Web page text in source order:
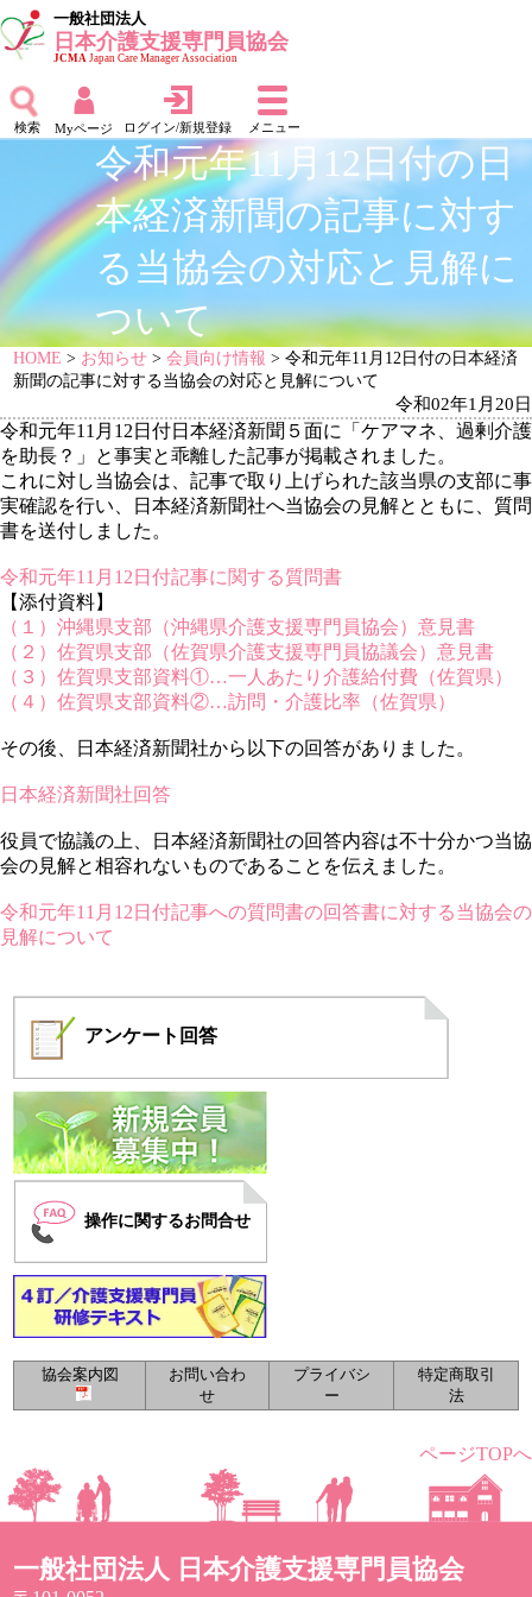
一般社団法人
日本介護支援専門員協会
JCMAJapan Care Manager Association
検索 Myページ ログイン/新規登録 メニュー
令和元年11月12日付の日
本経済新聞の記事に対す
る当協会の対応と見解に
ついて
HOME > お知らせ >会員向け情報 > 令和元年11月12日付の日本経済
新聞の記事に対する当協会の対応と見解について
令和02年1月20日
令和元年11月12日付日本経済新聞５面に「ケアマネ、過剰介護
を助長？」と事実と乖離した記事が掲載されました。
これに対し当協会は、記事で取り上げられた該当県の支部に事
実確認を行い、日本経済新聞社へ当協会の見解とともに、質問
書を送付しました。
令和元年11月12日付記事に関する質問書
【添付資料】
（１）沖縄県支部（沖縄県介護支援専門員協会）意見書
（２）佐賀県支部（佐賀県介護支援専門員協議会）意見書
（３）佐賀県支部資料①…一人あたり介護給付費（佐賀県）
（４）佐賀県支部資料②…訪問・介護比率（佐賀県）
その後、日本経済新聞社から以下の回答がありました。
日本経済新聞社回答
役員で協議の上、日本経済新聞社の回答内容は不十分かつ当協
会の見解と相容れないものであることを伝えました。
令和元年11月12日付記事への質問書の回答書に対する当協会の
見解について
アンケート 回答
操作に関するお問合せ
ページTOPへ
一般社団法人 日本介護支援専門員協会
協会案内図
お問い合わ
せ
プライバシ
ー
特定商取引
法